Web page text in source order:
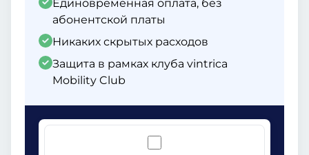
Единовременная оплата, без
абонентской платы
Никаких скрытых расходов
Защита в рамках клуба vintrica
Mobility Club